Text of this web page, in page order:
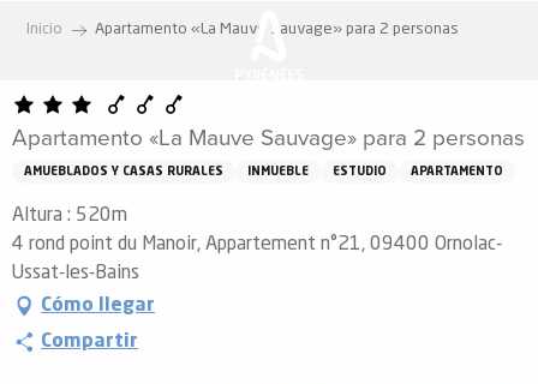
principal
Inicio Apartamento «La Mauve Sauvage» para 2 personas
Apartamento «La Mauve Sauvage» para 2 personas
AMUEBLADOS Y CASAS RURALES INMUEBLE ESTUDIO APARTAMENTO
Altura : 520m
4 rond point du Manoir, Appartement n°21, 09400 Ornolac-
Ussat-les-Bains
Cómo llegar
Compartir